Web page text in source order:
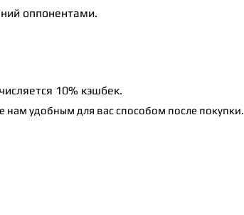
оппонентами.
10% кэшбек.
нам удобным для вас способом после покупки.